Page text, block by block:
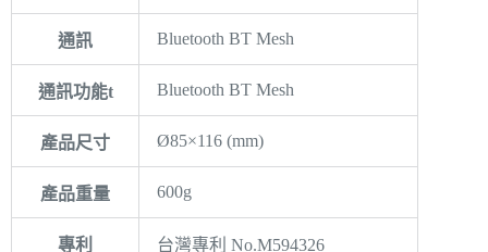
通訊 Bluetooth BT Mesh
通訊功能t Bluetooth BT Mesh
產品尺寸 Ø85×116 (mm)
產品重量 600g
專利 台灣專利 No.M594326